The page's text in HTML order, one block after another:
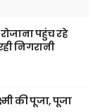
पहुंच रहे
निगरानी
की पूजा, पूजा